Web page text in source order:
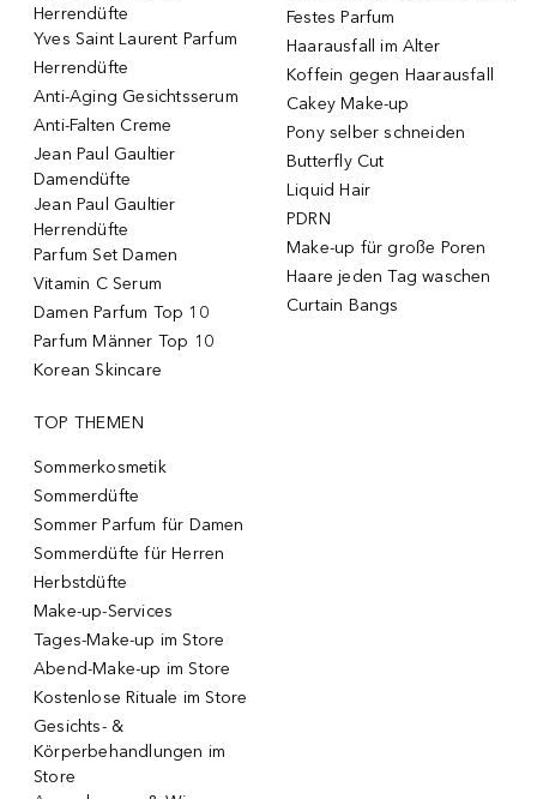
Herrendüfte
Yves Saint Laurent Parfum
Herrendüfte
Anti-Aging Gesichtsserum
Anti-Falten Creme
Jean Paul Gaultier
Damendüfte
Jean Paul Gaultier
Herrendüfte
Parfum Set Damen
Vitamin C Serum
Damen Parfum Top 10
Parfum Männer Top 10
Korean Skincare
Festes Parfum
Haarausfall im Alter
Koffein gegen Haarausfall
Cakey Make-up
Pony selber schneiden
Butterfly Cut
Liquid Hair
PDRN
Make-up für große Poren
Haare jeden Tag waschen
Curtain Bangs
TOP THEMEN
Sommerkosmetik
Sommerdüfte
Sommer Parfum für Damen
Sommerdüfte für Herren
Herbstdüfte
Make-up-Services
Tages-Make-up im Store
Abend-Make-up im Store
Kostenlose Rituale im Store
Gesichts- &
Körperbehandlungen im
Store